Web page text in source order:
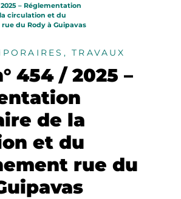
– Réglementation
circulation et du
du Rody à Guipavas
TRAVAUX
454 / 2025 –
de la
et du
rue du